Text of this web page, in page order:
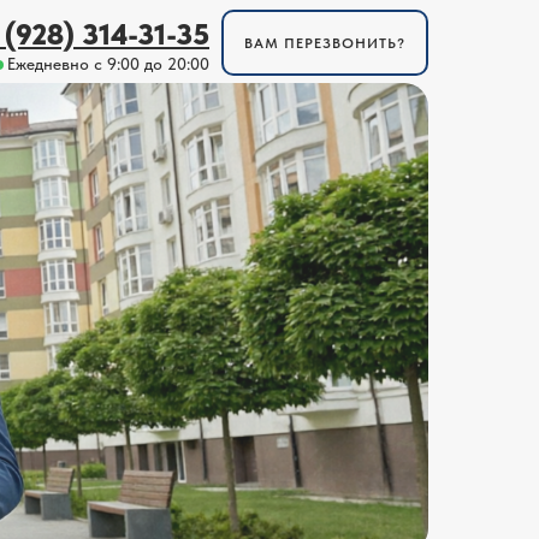
(928) 314-31-35
Ежедневно с 9:00 до 20:00
ВАМ ПЕРЕЗВОНИТЬ?